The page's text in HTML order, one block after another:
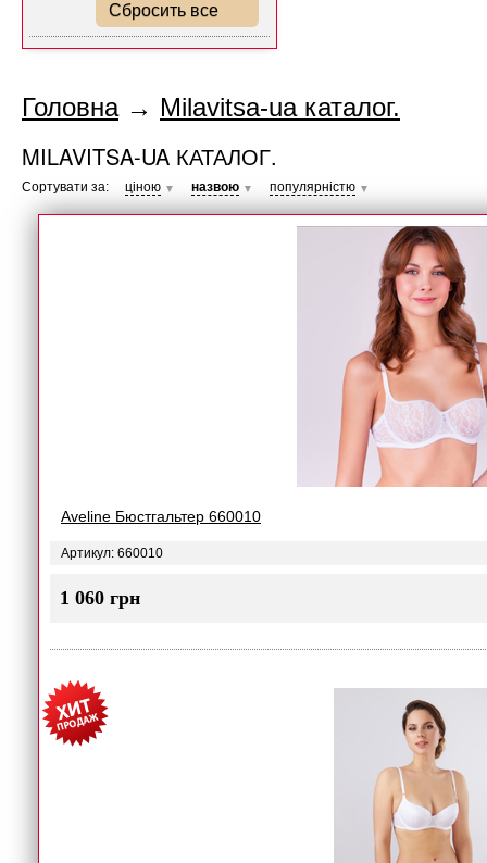
Сбросить все
Головна→ Milavitsa-ua каталог.
MILAVITSA-UA КАТАЛОГ.
Сортувати за: ціною ▼ назвою ▼ популярністю ▼
Aveline Бюстгальтер 660010
Артикул: 660010
1 060 грн